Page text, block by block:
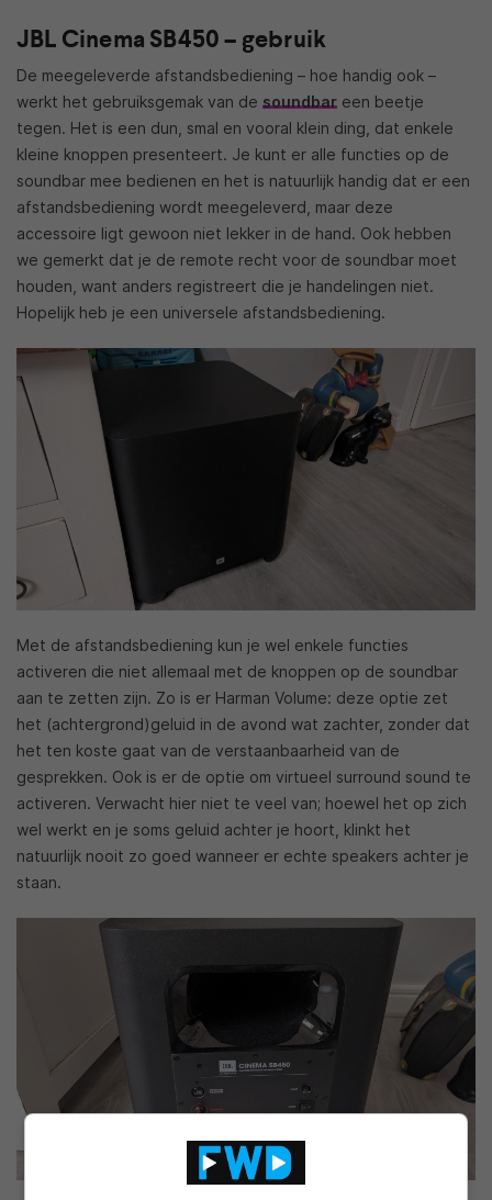
JBL Cinema SB450 – gebruik
De meegeleverde afstandsbediening – hoe handig ook –
werkt het gebruiksgemak van de soundbar een beetje
tegen. Het is een dun, smal en vooral klein ding, dat enkele
kleine knoppen presenteert. Je kunt er alle functies op de
soundbar mee bedienen en het is natuurlijk handig dat er een
afstandsbediening wordt meegeleverd, maar deze
accessoire ligt gewoon niet lekker in de hand. Ook hebben
we gemerkt dat je de remote recht voor de soundbar moet
houden, want anders registreert die je handelingen niet.
Hopelijk heb je een universele afstandsbediening.
Met de afstandsbediening kun je wel enkele functies
activeren die niet allemaal met de knoppen op de soundbar
aan te zetten zijn. Zo is er Harman Volume: deze optie zet
het (achtergrond)geluid in de avond wat zachter, zonder dat
het ten koste gaat van de verstaanbaarheid van de
gesprekken. Ook is er de optie om virtueel surround sound te
activeren. Verwacht hier niet te veel van; hoewel het op zich
wel werkt en je soms geluid achter je hoort, klinkt het
natuurlijk nooit zo goed wanneer er echte speakers achter je
staan.